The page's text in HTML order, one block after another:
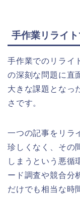
手作業リライ
手作業でのリライ
の深刻な問題に直
大きな課題となっ
さです。
一つの記事をリラ
珍しくなく、その
しまうという悪循
ード調査や競合分
だけでも相当な時